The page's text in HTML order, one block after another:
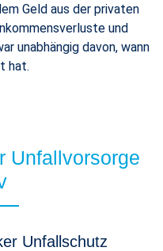
Geld aus der privaten
und
unabhängig davon, wann
hat.
Unfallvorsorge
Unfallschutz